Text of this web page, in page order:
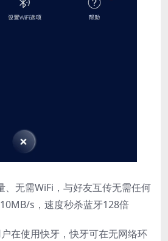
、无需WiFi，与好友互传无需任何
s，速度秒杀蓝牙128倍
在使用快牙，快牙可在无网络环